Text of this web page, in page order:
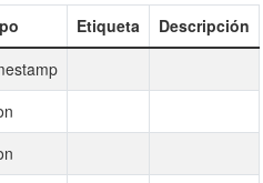
Etiqueta
Descripción